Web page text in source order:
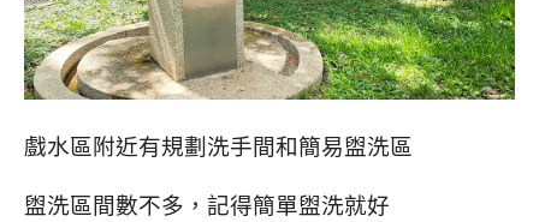
戲水區附近有規劃洗手間和簡易盥洗區
盥洗區間數不多，記得簡單盥洗就好